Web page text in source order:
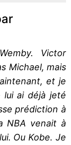
Victor
Michael, mais
et je
lui ai déjà jeté
prédiction à
NBA venait à
Ou Kobe. Je